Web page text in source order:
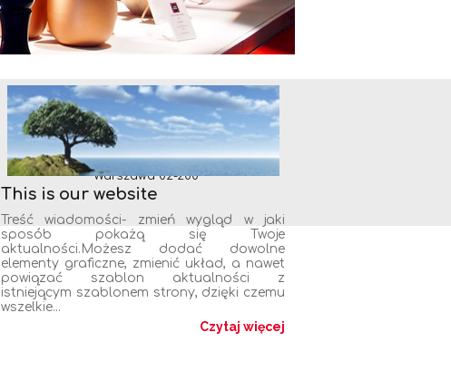
This is our website
Treść wiadomości- zmień wygląd w jaki
sposób pokażą się Twoje
aktualności.Możesz dodać dowolne
elementy graficzne, zmienić układ, a nawet
powiązać szablon aktualności z
istniejącym szablonem strony, dzięki czemu
wszelkie...
Czytaj więcej
Contact us
mail: kontakt@kontakt.pl
tel. 601 234 567
Ul. Uliczna 25
Warszawa 02-200